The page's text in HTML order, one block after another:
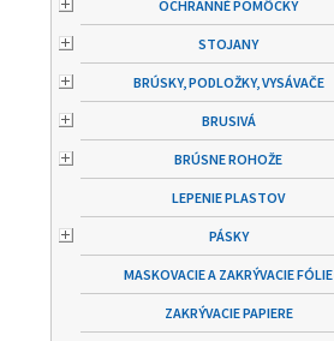
OCHRANNÉ POMÔCKY
STOJANY
BRÚSKY, PODLOŽKY, VYSÁVAČE
BRUSIVÁ
BRÚSNE ROHOŽE
LEPENIE PLASTOV
PÁSKY
MASKOVACIE A ZAKRÝVACIE FÓLIE
ZAKRÝVACIE PAPIERE